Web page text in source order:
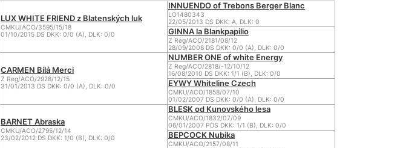
LUX WHITE FRIEND z Blatenských luk
CMKU/ACO/3595/15/18
01/10/2015 DS DKK: 0/0 (A), DLK: 0/0
INNUENDO of Trebons Berger Blanc
LO1480343
22/05/2013 DS DKK: A, DLK: 0
GINNA la Blankpapilio
Z Reg/ACO/2181/08/12
28/09/2008 DS DKK: 0/0 (A), DLK: 0/0
CARMEN Bílá Merci
Z Reg/ACO/2928/12/15
31/01/2013 DS DKK: 0/0 (A), DLK: 0/0
NUMBER ONE of white Energy
Z Reg/ACO/2818/-12/10/12
16/08/2010 DS DKK: 1/1 (B), DLK: 0/0
EYWY Whiteline Czech
CMKU/ACO/1858/07/10
01/02/2007 DS DKK: 0/0 (A), DLK: 0/0
BARNET Abraska
CMKU/ACO/2795/12/14
23/02/2012 DS DKK: 1/0 (B), DLK: 0/0
BLESK od Kunovského lesa
CMKU/ACO/1832/07/09
06/01/2007 PDS DKK: 1/1 (B), DLK: 0/0
BEPCOCK Nubika
CMKU/ACO/2157/08/11